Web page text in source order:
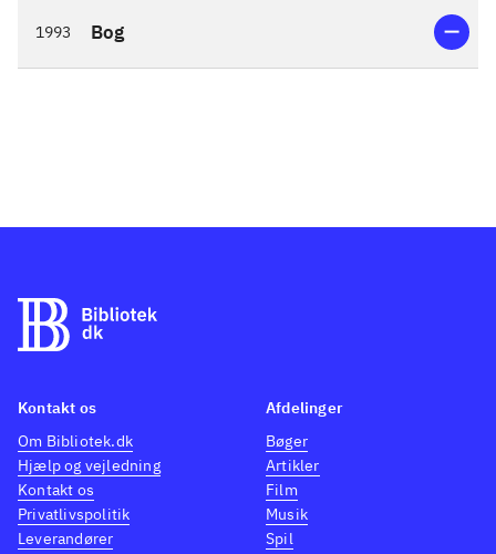
1993 Bog
Kontakt os
Om Bibliotek.dk
Hjælp og vejledning
Kontakt os
Privatlivspolitik
Leverandører
Afdelinger
Bøger
Artikler
Film
Musik
Spil